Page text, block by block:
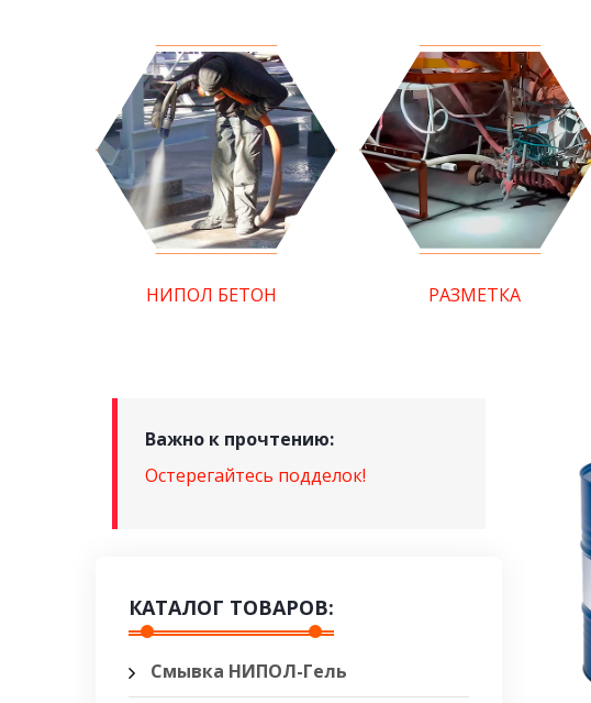
НИПОЛ БЕТОН РАЗМЕТКА
Важно к прочтению:
Остерегайтесь подделок!
КАТАЛОГ ТОВАРОВ:
Смывка НИПОЛ-Гель